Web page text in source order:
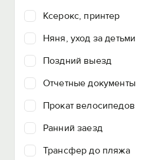
Ксерокс, принтер
Няня, уход за детьми
Поздний выезд
Отчетные документы
Прокат велосипедов
Ранний заезд
Трансфер до пляжа